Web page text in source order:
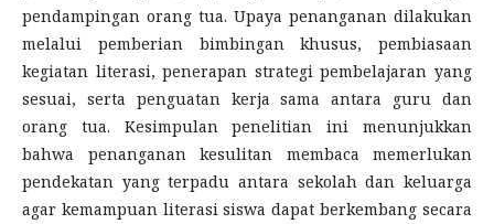
pendampingan orang tua. Upaya penanganan dilakukan
melalui pemberian bimbingan khusus, pembiasaan
kegiatan literasi, penerapan strategi pembelajaran yang
sesuai, serta penguatan kerja sama antara guru dan
orang tua. Kesimpulan penelitian ini menunjukkan
bahwa penanganan kesulitan membaca memerlukan
pendekatan yang terpadu antara sekolah dan keluarga
agar kemampuan literasi siswa dapat berkembang secara